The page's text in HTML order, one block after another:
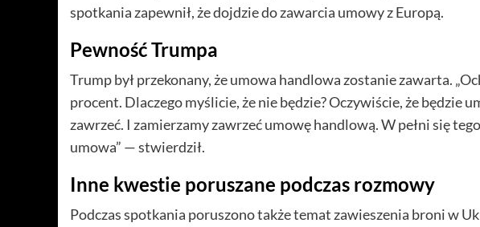
spotkania zapewnił, że dojdzie do zawarcia umowy z Europą.
Pewność Trumpa
Trump był przekonany, że umowa handlowa zostanie zawarta.
procent. Dlaczego myślicie, że nie będzie? Oczywiście, że będzie
zawrzeć. I zamierzamy zawrzeć umowę handlową. W pełni się
umowa” — stwierdził.
Inne kwestie poruszane podczas rozmowy
Podczas spotkania poruszono także temat zawieszenia broni w